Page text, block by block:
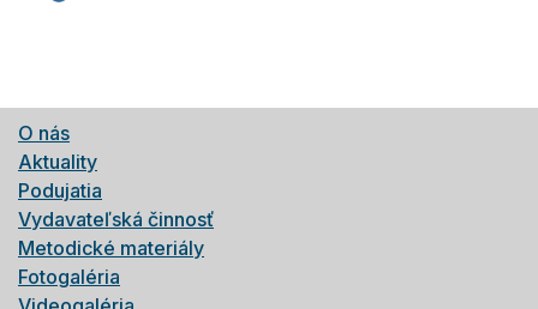
O nás
Aktuality
Podujatia
Vydavateľská činnosť
Metodické materiály
Fotogaléria